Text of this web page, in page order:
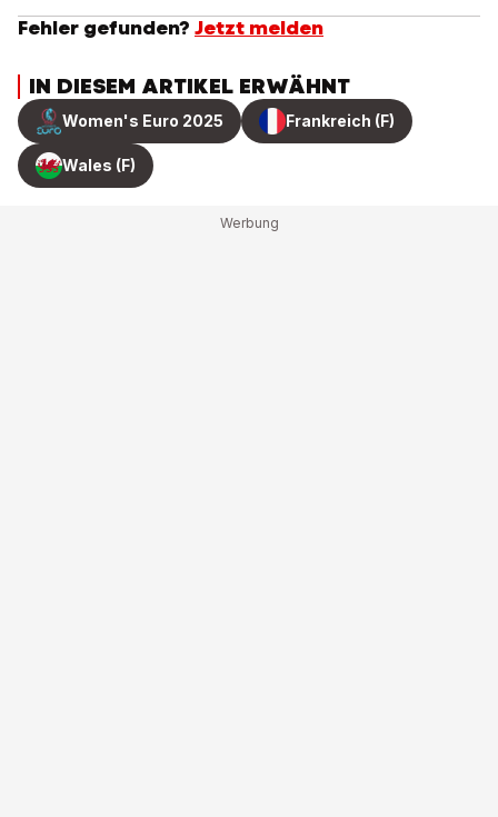
Fehler gefunden? Jetzt melden
IN DIESEM ARTIKEL ERWÄHNT
Women's Euro 2025 Frankreich (F)
Wales (F)